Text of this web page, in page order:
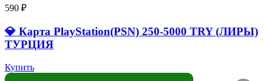
590 ₽
💎 Карта PlayStation(PSN) 250-5000 TRY (ЛИРЫ)
ТУРЦИЯ
Купить